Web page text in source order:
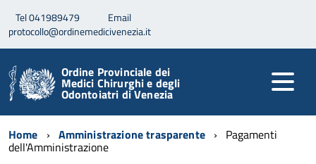
Tel 041989479
Email
protocollo@ordinemedicivenezia.it
Ordine Provinciale dei
Medici Chirurghi e degli
Odontoiatri di Venezia
Home Amministrazione trasparente Pagamenti
dell'Amministrazione